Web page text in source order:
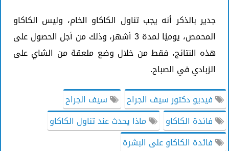
جدير بالذكر أنه يجب تناول الكاكاو الخام، وليس الكاكاو
المحمص، يوميًا لمدة 3 أشهر، وذلك من أجل الحصول على
هذه النتائج، فقط من خلال وضع ملعقة من الشاي على
الزبادي في الصباح.
فيديو دكتور سيف الجراح
سيف الجراح
فائدة الكاكاو
ماذا يحدث عند تناول الكاكاو
فائدة الكاكاو على البشرة